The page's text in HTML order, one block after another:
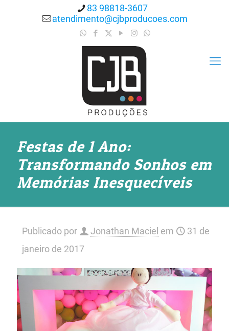
83 98818-3607
atendimento@cjbproducoes.com
Festas de 1 Ano:
Transformando Sonhos em
Memórias Inesquecíveis
Publicado por Jonathan Maciel em
31 de
janeiro de 2017